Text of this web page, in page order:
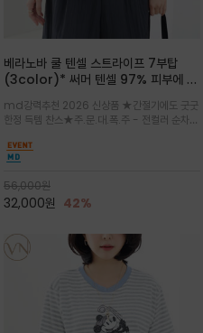
베라노바 쿨 텐셀 스트라이프 7부탑
(3color)* 써머 텐셀 97% 피부에 닿
소재
md강력추천 2026 신상품 ★간절기에도 굿굿
한정 득템 찬스★주.문.대.폭.주 - 전컬러 순차발
있는 드롭숄더와 7부 소매가 더해져 팔 라인을
자연스럽게 커버해주는 아이템/얇고 가벼운 터
치감으로 편안
56,000원
32,000원 42%